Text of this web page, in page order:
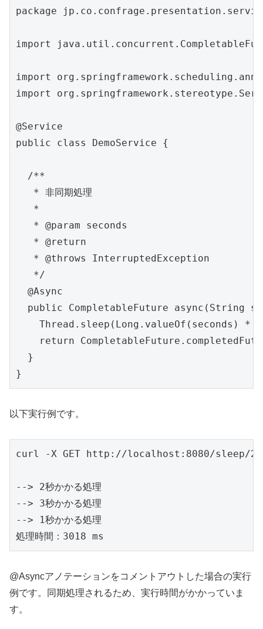
package
import
import
import
@Service
public class DemoService {
  /**
   * 非同期処理
   *
   * @param seconds
   * @return
   * @throws InterruptedException
   */
  @Async
public CompletableFuture async(String
Thread.sleep(Long.valueOf(seconds) *
return
  }
}
以下実行例です。
curl -X GET http://localhost:8080/sleep/
--> 2秒かかる処理
--> 3秒かかる処理
--> 1秒かかる処理
処理時間：3018 ms
@Asyncアノテーションをコメントアウトした場合の実行
例です。同期処理されるため、実行時間がかかっていま
す。